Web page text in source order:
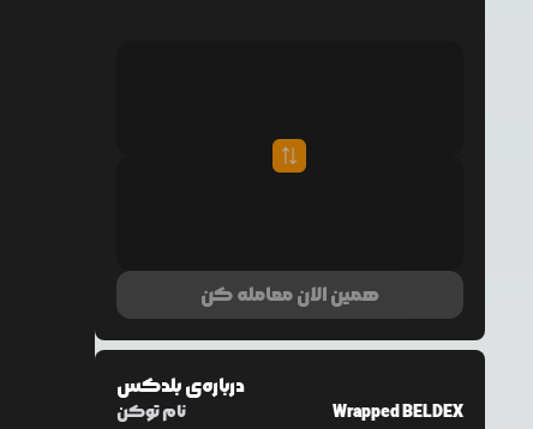
همین الان معامله کن
درباره‌یبلدکس
نام توکن
Wrapped BELDEX